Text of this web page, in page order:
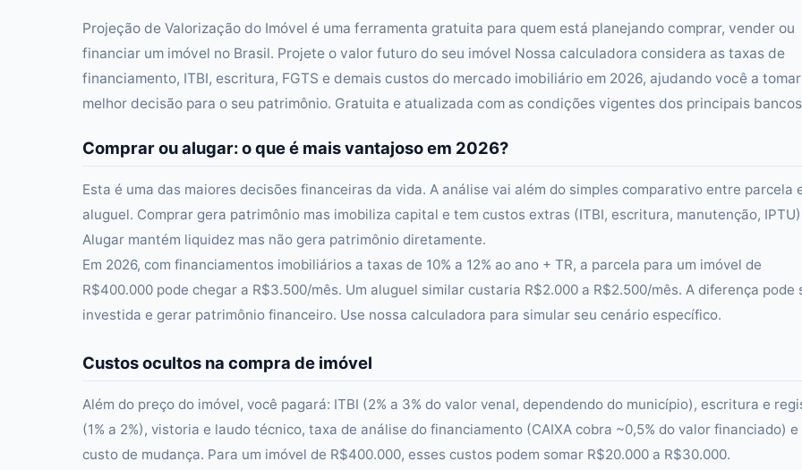
Projeção de Valorização do Imóvel é uma ferramenta gratuita para quem está planejando comprar, vender ou
financiar um imóvel no Brasil. Projete o valor futuro do seu imóvel Nossa calculadora considera as taxas de
financiamento, ITBI, escritura, FGTS e demais custos do mercado imobiliário em 2026, ajudando você a
melhor decisão para o seu patrimônio. Gratuita e atualizada com as condições vigentes dos principais
Comprar ou alugar: o que é mais vantajoso em 2026?
Esta é uma das maiores decisões financeiras da vida. A análise vai além do simples comparativo entre parcela
aluguel. Comprar gera patrimônio mas imobiliza capital e tem custos extras (ITBI, escritura, manutenção,
Alugar mantém liquidez mas não gera patrimônio diretamente.
Em 2026, com financiamentos imobiliários a taxas de 10% a 12% ao ano + TR, a parcela para um imóvel de
R$400.000 pode chegar a R$3.500/mês. Um aluguel similar custaria R$2.000 a R$2.500/mês. A diferença pode
investida e gerar patrimônio financeiro. Use nossa calculadora para simular seu cenário específico.
Custos ocultos na compra de imóvel
Além do preço do imóvel, você pagará: ITBI (2% a 3% do valor venal, dependendo do município), escritura e
(1% a 2%), vistoria e laudo técnico, taxa de análise do financiamento (CAIXA cobra ~0,5% do valor financiado) e
custo de mudança. Para um imóvel de R$400.000, esses custos podem somar R$20.000 a R$30.000.